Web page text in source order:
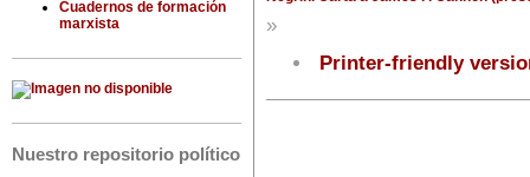
Cuadernos de formación
marxista
Nuestro repositorio político
»
Printer-friendly